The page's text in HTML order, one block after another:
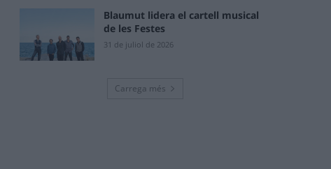
Blaumut lidera el cartell musical
de les Festes
31 de juliol de 2026
Carrega més